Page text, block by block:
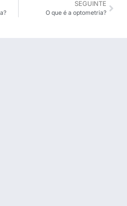
SEGUINTE
O que é a optometria?